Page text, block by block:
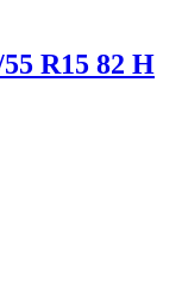
55 R15 82 H